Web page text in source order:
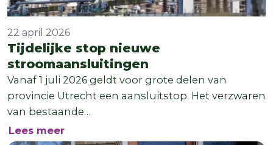
Tijdelijke stop nieuwe
stroomaansluitingen
22 april 2026
Vanaf 1 juli 2026 geldt voor grote delen van
provincie Utrecht een aansluitstop. Het verzwaren
van bestaande…
Lees meerover Tijdelijke stop nieuwe